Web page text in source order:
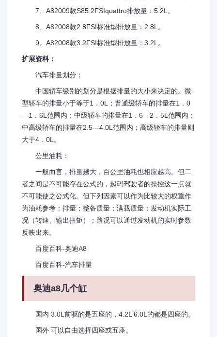
7、A82009款S85.2FSIquattro排放量：5.2L。
8、A82008款2.8FSI标准型排放量：2.8L。
9、A82008款3.2FSI标准型排放量：3.2L。
扩展资料：
汽车排量划分：
中国轿车级别的划分是根据排量的大小来决定的。微
型轿车的排量小于等于1．0L；普通级轿车的排量在1．0
—1．6L范围内；中级轿车的排量在1．6—2．5L范围内；
中高级轿车的排量在2.5—4.0L范围内；高级轿车的排量则
大于4．0L。
公里油耗：
一般而言，排量越大，百公里油耗也相应越高。但二
者之间是不可能存在公式的，起码驾驶者的操控这一点就
不可能使之公式化。但下列因素可以作为比较大的权重作
为油耗参考：排量；整备质量；满载质量；发动机实际工
况（转速、输出扭矩）；路况可以通过发动机的实时参数
反映出来。
百度百科-奥迪A8
百度百科-汽车排量
奥迪a8几个缸
国内 3.0L前驱的是五座的，4.2L 6.0L的都是四座的。
国外 可以自由选择四座或五座。